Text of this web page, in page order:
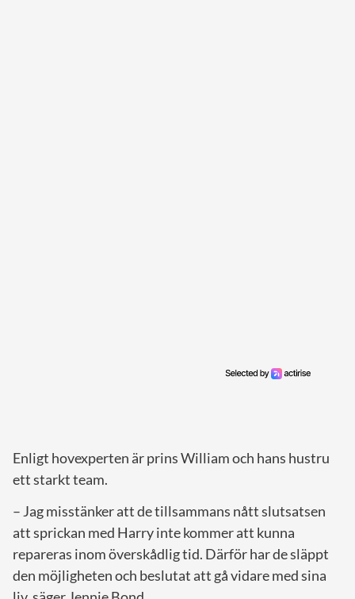
Enligt hovexperten är prins William och hans hustru
ett starkt team.
– Jag misstänker att de tillsammans nått slutsatsen
att sprickan med Harry inte kommer att kunna
repareras inom överskådlig tid. Därför har de släppt
den möjligheten och beslutat att gå vidare med sina